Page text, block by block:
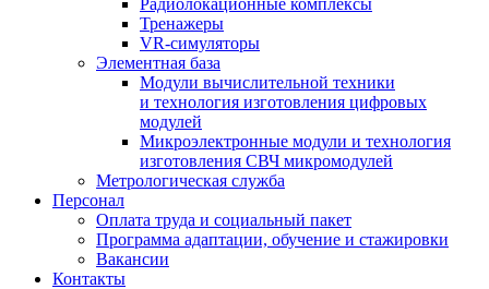
Радиолокационные комплексы
Тренажеры
VR-симуляторы
Элементная база
Модули вычислительной техники
и технология изготовления цифровых
модулей
Микроэлектронные модули и технология
изготовления СВЧ микромодулей
Метрологическая служба
Персонал
Оплата труда и социальный пакет
Программа адаптации, обучение и стажировки
Вакансии
Контакты